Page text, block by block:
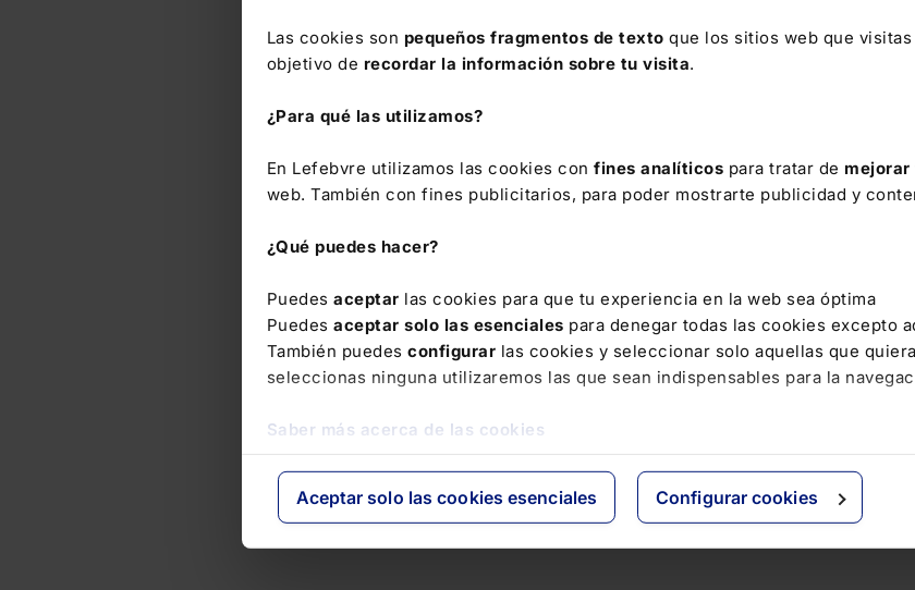
Las cookies son pequeños fragmentos de texto que los sitios web que visitas
objetivo de recordar la información sobre tu visita.
¿Para qué las utilizamos?
En Lefebvre utilizamos las cookies con fines analíticos para tratar de
web. También con fines publicitarios, para poder mostrarte publicidad y
¿Qué puedes hacer?
Puedes aceptar las cookies para que tu experiencia en la web sea óptima
Puedes aceptar solo las esenciales para denegar todas las cookies excepto
También puedes configurar las cookies y seleccionar solo aquellas que
seleccionas ninguna utilizaremos las que sean indispensables para la
Saber más acerca de las cookies
Aceptar solo las cookies esenciales Configurar cookies